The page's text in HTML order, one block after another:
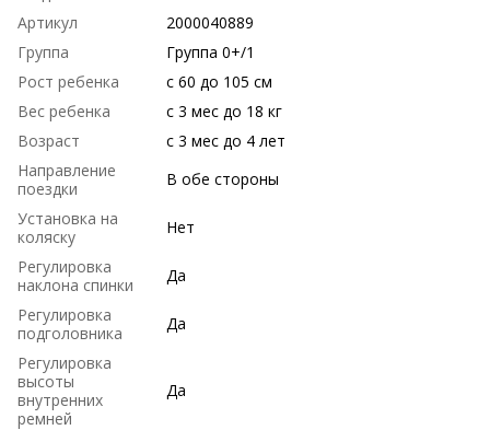
Артикул
2000040889
Группа
Группа 0+/1
Рост ребенка
с 60 до 105 см
Вес ребенка
с 3 мес до 18 кг
Возраст
с 3 мес до 4 лет
Направление
поездки
В обе стороны
Установка на
коляску
Нет
Регулировка
наклона спинки
Да
Регулировка
подголовника
Да
Регулировка
высоты
внутренних
ремней
Да